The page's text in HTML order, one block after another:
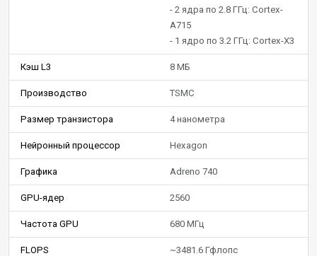
- 2 ядра по 2.8 ГГц: Cortex-
A715
- 1 ядро по 3.2 ГГц: Cortex-X3
Кэш L3 8 МБ
Производство TSMC
Размер транзистора 4 нанометра
Нейронный процессор Hexagon
Графика Adreno 740
GPU-ядер 2560
Частота GPU 680 МГц
FLOPS ~3481.6 Гфлопс